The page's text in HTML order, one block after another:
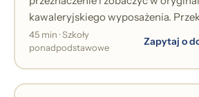
kawaleryjskiego wyposażenia.
czego służyła lanca. Ile ważyło
45 min · Szkoły
ponadpodstawowe
Zapytaj o